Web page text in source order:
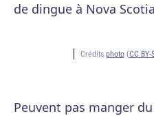
de dingue à Nova
Crédits photo(CC BY-
Peuvent pas manger